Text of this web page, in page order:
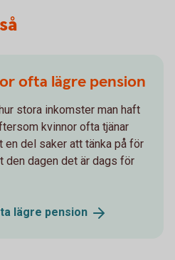
ofta lägre pension
stora inkomster man haft
kvinnor ofta tjänar
en del saker att tänka på för
den dagen det är dags för
lägre pension